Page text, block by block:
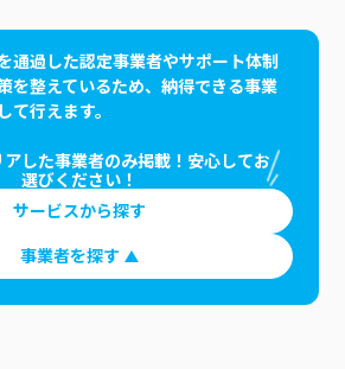
通過した認定事業者やサポート体制
を整えているため、納得できる事業
て行えます。
した事業者のみ掲載！安心してお
選びください！
サービスから探す
事業者を探す